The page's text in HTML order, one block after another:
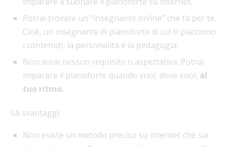
Potrai trovare un “insegnante online” che fa per te.
Cioè, un insegnante di pianoforte di cui ti piacciono
i contenuti, la personalità e la pedagogia.
Non avrai nessun requisito o aspettativa. Potrai
imparare il pianoforte quando vuoi, dove vuoi, al
tuo ritmo.
Gli svantaggi:
Non esiste un metodo preciso su internet che sia